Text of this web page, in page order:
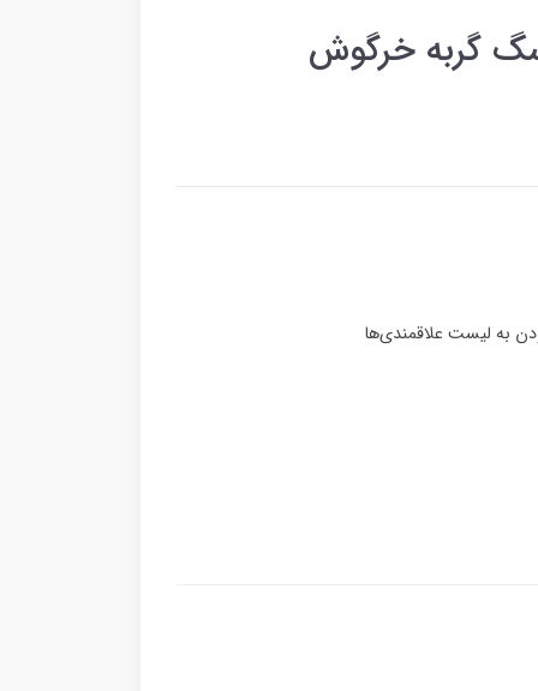
سگ گربه خرگوش